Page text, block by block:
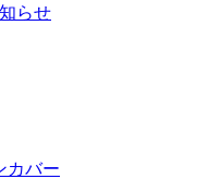
らせ
カバー